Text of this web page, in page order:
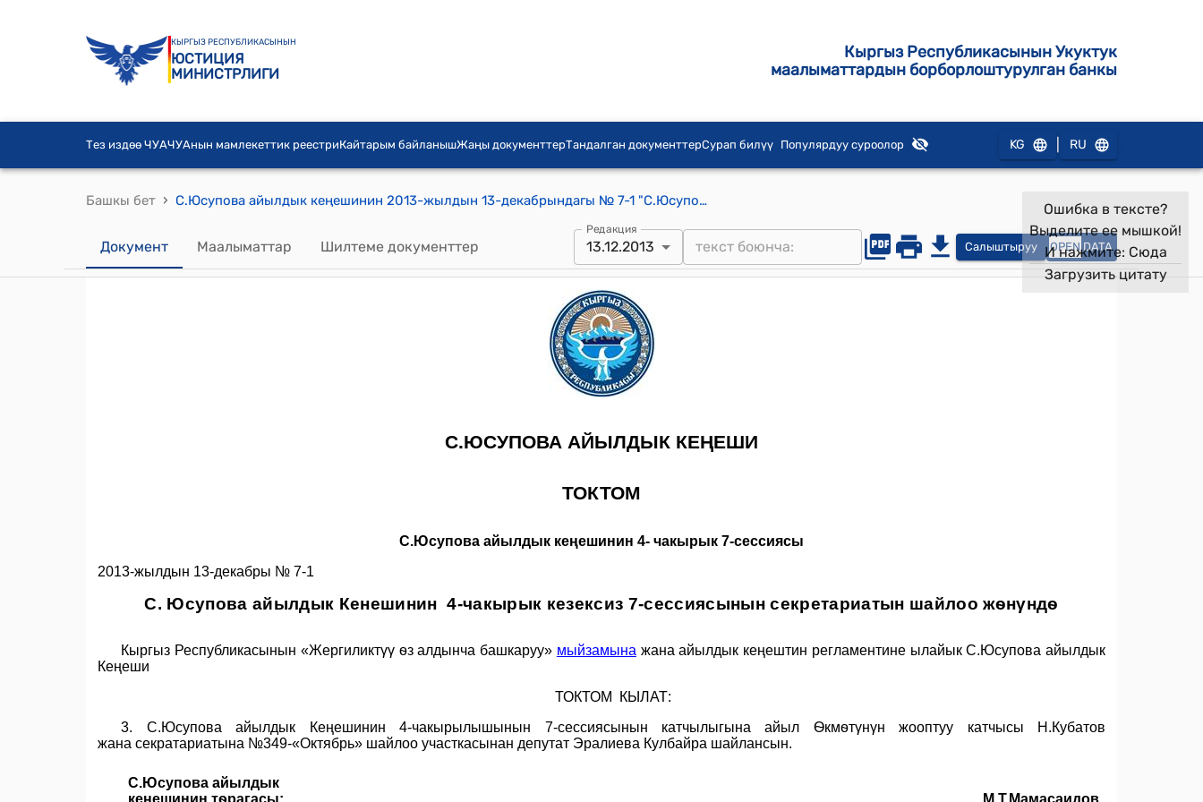
КЫРГЫЗ РЕСПУБЛИКАСЫНЫН
ЮСТИЦИЯ
МИНИСТРЛИГИ
Кыргыз Республикасынын Укуктук
маалыматтардын борборлоштурулган банкы
Тез издөө ЧУАЧУАнын мамлекеттик реестриКайтарым байланышЖаңы документтерТандалган документтерСурап билүү Популярдуу суроолор KG RU
Башкы бет › С.Юсупова айылдык кеңешинин 2013-жылдын 13-декабрындагы № 7-1 "С.Юсупова айылдык кеңешинин 4-чакырык кезексиз 7-сессиясынын секретариатын шайлоо жѳнγндѳ" токтому
Документ Маалыматтар Шилтеме документтер
Редакция
13.12.2013 Салыштыруу OPEN DATA
Ошибка в тексте?
Выделите ее мышкой!
И нажмите: Сюда
Загрузить цитату